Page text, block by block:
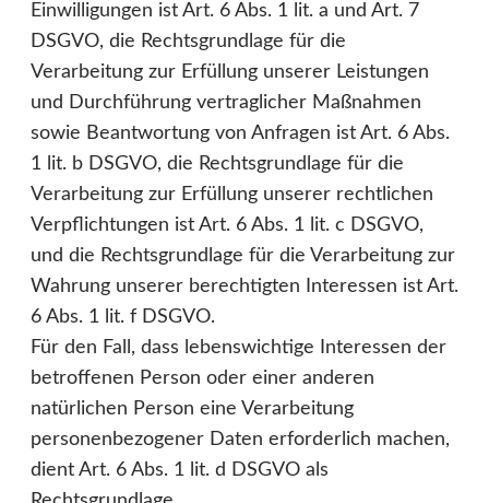
Einwilligungen ist Art. 6 Abs. 1 lit. a und Art. 7
DSGVO, die Rechtsgrundlage für die
Verarbeitung zur Erfüllung unserer Leistungen
und Durchführung vertraglicher Maßnahmen
sowie Beantwortung von Anfragen ist Art. 6 Abs.
1 lit. b DSGVO, die Rechtsgrundlage für die
Verarbeitung zur Erfüllung unserer rechtlichen
Verpflichtungen ist Art. 6 Abs. 1 lit. c DSGVO,
und die Rechtsgrundlage für die Verarbeitung zur
Wahrung unserer berechtigten Interessen ist Art.
6 Abs. 1 lit. f DSGVO.
Für den Fall, dass lebenswichtige Interessen der
betroffenen Person oder einer anderen
natürlichen Person eine Verarbeitung
personenbezogener Daten erforderlich machen,
dient Art. 6 Abs. 1 lit. d DSGVO als